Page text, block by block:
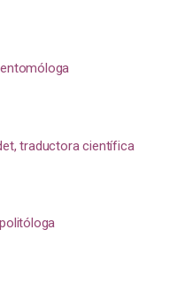
traductora científica